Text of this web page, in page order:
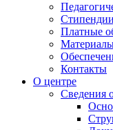
Платные
Контакты
О центре
Сведения